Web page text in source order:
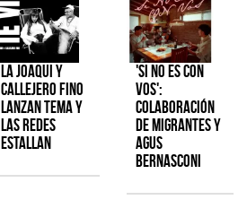
La Joaqui y
Callejero Fino
lanzan tema y
las redes
estallan
'Si No Es Con
Vos':
colaboración
de Migrantes y
Agus
Bernasconi